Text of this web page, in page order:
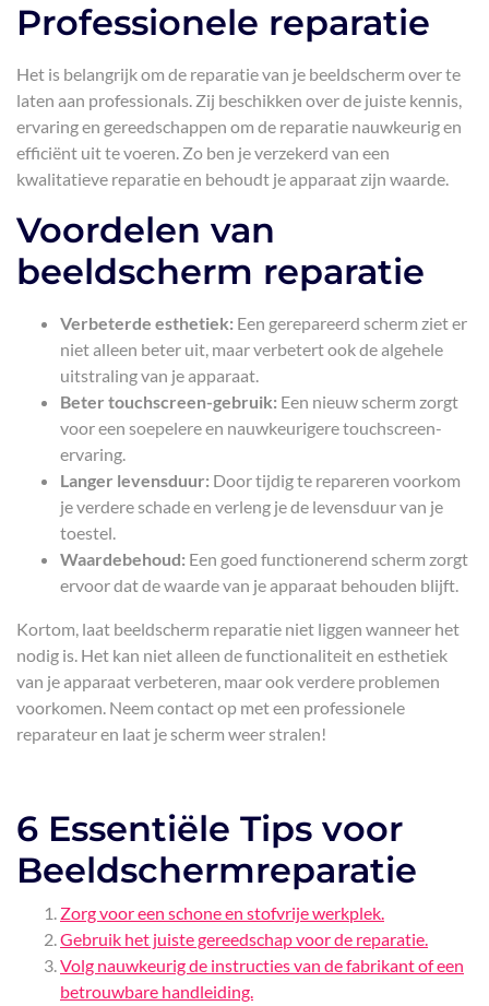
Professionele reparatie
Het is belangrijk om de reparatie van je beeldscherm over te
laten aan professionals. Zij beschikken over de juiste kennis,
ervaring en gereedschappen om de reparatie nauwkeurig en
efficiënt uit te voeren. Zo ben je verzekerd van een
kwalitatieve reparatie en behoudt je apparaat zijn waarde.
Voordelen van
beeldscherm reparatie
Verbeterde esthetiek: Een gerepareerd scherm ziet er
niet alleen beter uit, maar verbetert ook de algehele
uitstraling van je apparaat.
Beter touchscreen-gebruik: Een nieuw scherm zorgt
voor een soepelere en nauwkeurigere touchscreen-
ervaring.
Langer levensduur: Door tijdig te repareren voorkom
je verdere schade en verleng je de levensduur van je
toestel.
Waardebehoud: Een goed functionerend scherm zorgt
ervoor dat de waarde van je apparaat behouden blijft.
Kortom, laat beeldscherm reparatie niet liggen wanneer het
nodig is. Het kan niet alleen de functionaliteit en esthetiek
van je apparaat verbeteren, maar ook verdere problemen
voorkomen. Neem contact op met een professionele
reparateur en laat je scherm weer stralen!
6 Essentiële Tips voor
Beeldschermreparatie
Zorg voor een schone en stofvrije werkplek.
Gebruik het juiste gereedschap voor de reparatie.
Volg nauwkeurig de instructies van de fabrikant of een
betrouwbare handleiding.